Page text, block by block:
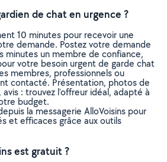
de chat en urgence ?
10 minutes pour recevoir une
demande. Postez votre demande
minutes un membre de confiance,
votre besoin urgent de garde chat
membres, professionnels ou
contacté. Présentation, photos de
: trouvez l'offreur idéal, adapté à
budget.
la messagerie AlloVoisins pour
et efficaces grâce aux outils
est gratuit ?